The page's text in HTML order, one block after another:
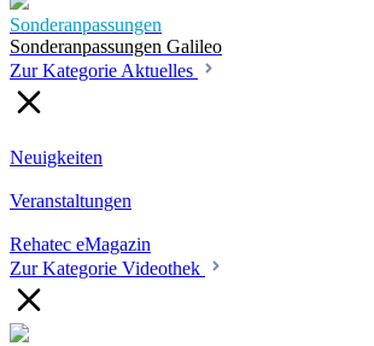
Sonderanpassungen
Sonderanpassungen Galileo
Zur Kategorie Aktuelles
Neuigkeiten
Veranstaltungen
Rehatec eMagazin
Zur Kategorie Videothek